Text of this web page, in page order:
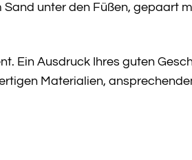
unter den Füßen, gepaart
Ein Ausdruck Ihres guten
Materialien,